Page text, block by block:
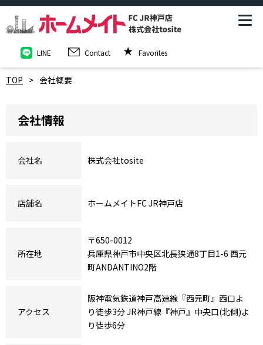
LINE Contact Favorites
TOP 会社概要
会社情報
会社名 株式会社tosite
店舗名 ホームメイトFC JR神戸店
所在地
〒650-0012
兵庫県神戸市中央区北長狭通8丁目1-6 西元
町ANDANTINO2階
アクセス
阪神電気鉄道神戸高速線『西元町』西口よ
り徒歩3分 JR神戸線『神戸』中央口(北側)よ
り徒歩6分